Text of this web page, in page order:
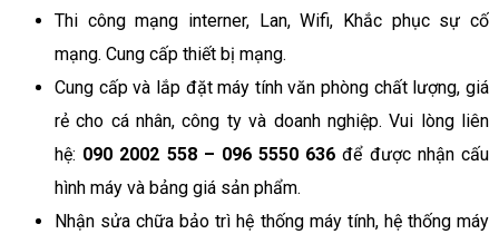
Thi công mạng interner, Lan, Wifi, Khắc phục sự cố
mạng. Cung cấp thiết bị mạng.
Cung cấp và lắp đặt máy tính văn phòng chất lượng, giá
rẻ cho cá nhân, công ty và doanh nghiệp. Vui lòng liên
hệ: 090 2002 558 – 096 5550 636để được nhận cấu
hình máy và bảng giá sản phẩm.
Nhận sửa chữa bảo trì hệ thống máy tính, hệ thống máy